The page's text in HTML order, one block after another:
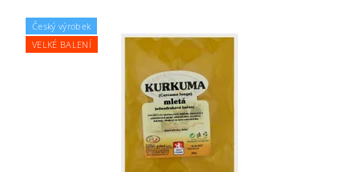
Český výrobek
VELKÉ BALENÍ